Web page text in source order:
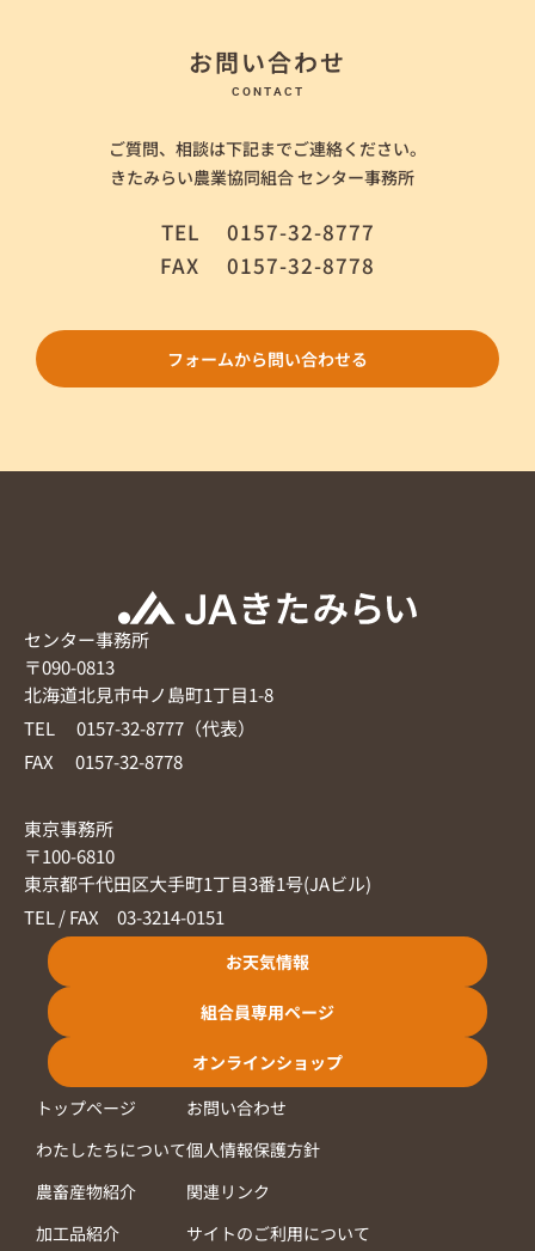
お問い合わせ
CONTACT
ご質問、相談は下記までご連絡ください。
きたみらい農業協同組合 センター事務所
TEL 0157-32-8777
FAX 0157-32-8778
フォームから問い合わせる
センター事務所
〒090-0813
北海道北見市中ノ島町1丁目1-8
TEL 0157-32-8777（代表）
FAX 0157-32-8778
東京事務所
〒100-6810
東京都千代田区大手町1丁目3番1号(JAビル)
TEL / FAX 03-3214-0151
お天気情報
組合員専用ページ
オンラインショップ
トップページ
わたしたちについて
農畜産物紹介
加工品紹介
お問い合わせ
個人情報保護方針
関連リンク
サイトのご利用について